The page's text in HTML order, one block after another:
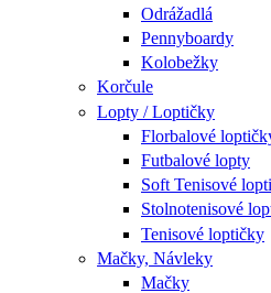
Odrážadlá
Pennyboardy
Kolobežky
Korčule
Lopty / Loptičky
Florbalové
Futbalové lopty
Soft Tenisové
Stolnotenisové
Tenisové loptičky
Mačky, Návleky
Mačky